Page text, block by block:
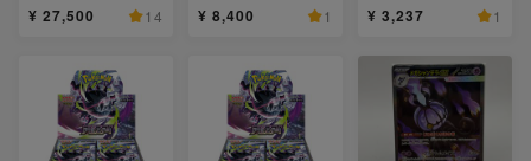
¥ 27,500 14 ¥ 8,400 1 ¥ 3,237 1